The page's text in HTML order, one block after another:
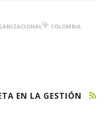
COLOMBIA
EN LA GESTIÓN